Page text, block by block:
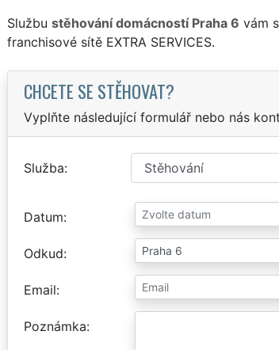
Službu stěhování domácností Praha 6 vám
franchisové sítě EXTRA SERVICES.
CHCETE SE STĚHOVAT?
Vyplňte následující formulář nebo nás
Služba
Datum
Odkud
Email
Poznámka